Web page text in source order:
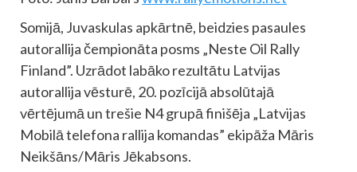
Somijā, Juvaskulas apkārtnē, beidzies pasaules
autorallija čempionāta posms „Neste Oil Rally
Finland”. Uzrādot labāko rezultātu Latvijas
autorallija vēsturē, 20. pozīcijā absolūtajā
vērtējumā un trešie N4 grupā finišēja „Latvijas
Mobilā telefona rallija komandas” ekipāža Māris
Neikšāns/Māris Jēkabsons.